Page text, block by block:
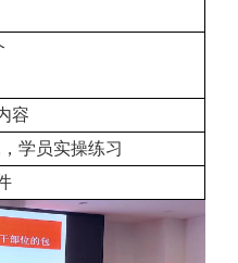
容
，学员实操练习